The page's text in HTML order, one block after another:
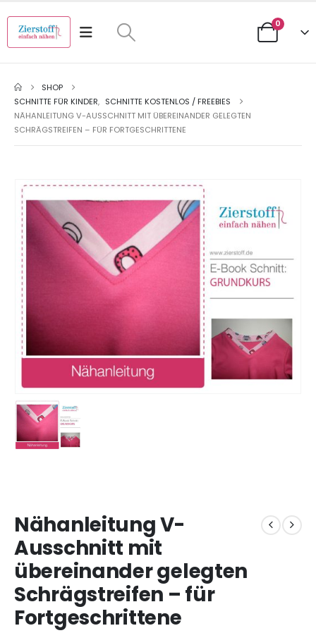
0
SHOP
SCHNITTE FÜR KINDER, SCHNITTE KOSTENLOS / FREEBIES
NÄHANLEITUNG V-AUSSCHNITT MIT ÜBEREINANDER GELEGTEN
SCHRÄGSTREIFEN – FÜR FORTGESCHRITTENE
Nähanleitung V-
Ausschnitt mit
übereinander gelegten
Schrägstreifen – für
Fortgeschrittene